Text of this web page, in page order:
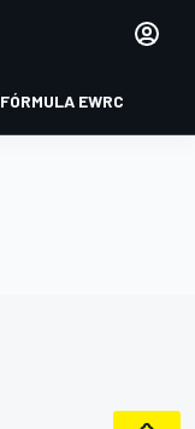
FÓRMULA EWRC